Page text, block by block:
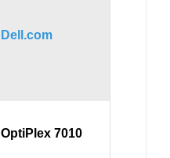
Dell.com
OptiPlex 7010